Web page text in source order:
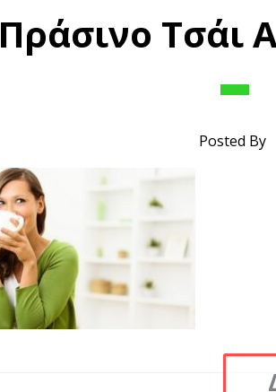
Πράσινο Τσάι
Posted By